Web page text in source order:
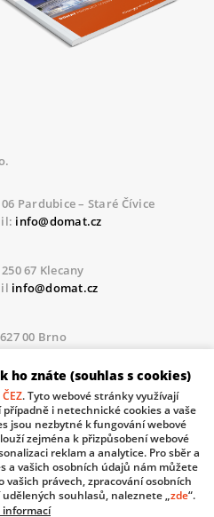
Pardubice – Staré Čívice
info@domat.cz
67 Klecany
info@domat.cz
00 Brno
info@domat.cz
akce
servis@domat.cz
+420 603 735 402
osobních údajích.
ho znáte (souhlas s cookies)
. Tyto webové stránky využívají
i netechnické cookies a vaše
jsou nezbytné k fungování webové
zejména k přizpůsobení webové
reklam a analytice. Pro sběr a
a vašich osobních údajů nám můžete
vašich právech, zpracování osobních
souhlasů, naleznete „zde“.
informací